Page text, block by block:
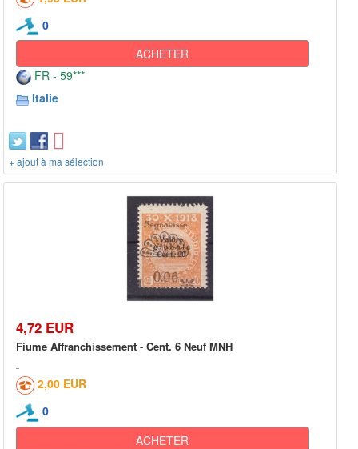
0
ACHETER
FR - 59***
Italie
+ ajout à ma sélection
4,72 EUR
Fiume Affranchissement - Cent. 6 Neuf MNH
2,00 EUR
0
ACHETER